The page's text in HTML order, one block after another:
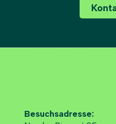
Besuchsadresse: